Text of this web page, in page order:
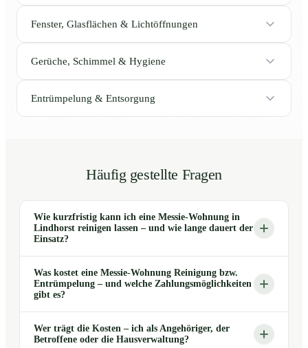
Fenster, Glasflächen & Lichtöffnungen
Gerüche, Schimmel & Hygiene
Entrümpelung & Entsorgung
Häufig gestellte Fragen
Wie kurzfristig kann ich eine Messie-Wohnung in
Lindhorst reinigen lassen – und wie lange dauert der
Einsatz?
Was kostet eine Messie-Wohnung Reinigung bzw.
Entrümpelung – und welche Zahlungsmöglichkeiten
gibt es?
Wer trägt die Kosten – ich als Angehöriger, der
Betroffene oder die Hausverwaltung?